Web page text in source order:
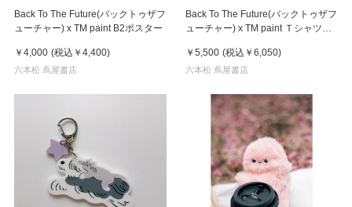
Back To The Future(バックトゥザフ
ューチャー) x TM paint B2ポスター
￥4,000 (税込 ￥4,400)
六本松 蔦屋書店
Back To The Future(バックトゥザフ
ューチャー) x TM paint Ｔシャツ
￥5,500 (税込 ￥6,050)
六本松 蔦屋書店